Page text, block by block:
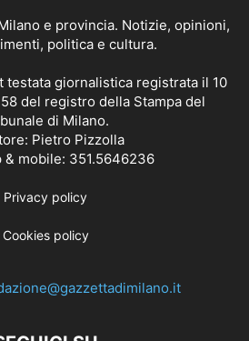
e provincia. Notizie, opinioni,
politica e cultura.
giornalistica registrata il 10
del registro della Stampa del
di Milano.
Pietro Pizzolla
& mobile: 351.5646236
Privacy policy
Cookies policy